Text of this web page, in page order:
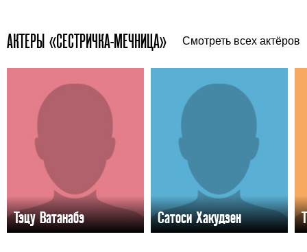
АКТЕРЫ «СЕСТРИЧКА-МЕЧНИЦА» Смотреть всех актёров
Тэцу Ватанабэ Сатоси Хакудзен